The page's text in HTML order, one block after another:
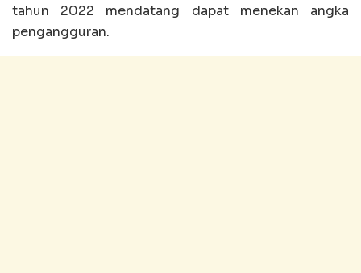
tahun 2022 mendatang dapat menekan angka
pengangguran.